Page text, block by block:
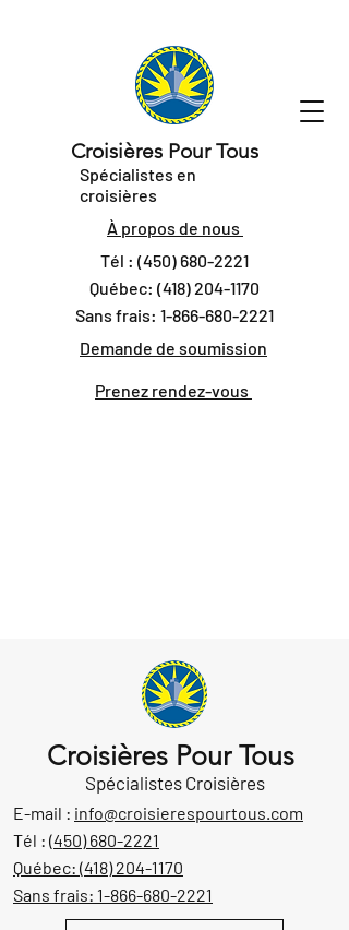
Croisières Pour Tous
Spécialistes en
croisières
À propos de nous
Tél : (450) 680-2221
Québec: (418) 204-1170
Sans frais: 1-866-680-2221
Demande de soumission
Prenez rendez-vous
Croisières Pour Tous
Spécialistes Croisières
E-mail : info@croisierespourtous.com
Tél : (450) 680-2221
Québec: (418) 204-1170
Sans frais: 1-866-680-2221